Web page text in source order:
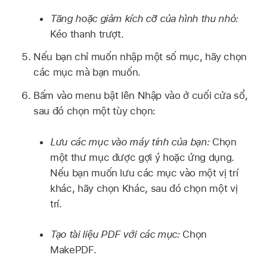
Tăng hoặc giảm kích cỡ của hình thu nhỏ:
Kéo thanh trượt.
Nếu bạn chỉ muốn nhập một số mục, hãy chọn
các mục mà bạn muốn.
Bấm vào menu bật lên Nhập vào ở cuối cửa sổ,
sau đó chọn một tùy chọn:
Lưu các mục vào máy tính của bạn:Chọn
một thư mục được gợi ý hoặc ứng dụng.
Nếu bạn muốn lưu các mục vào một vị trí
khác, hãy chọn Khác, sau đó chọn một vị
trí.
Tạo tài liệu PDF với các mục:Chọn
MakePDF.